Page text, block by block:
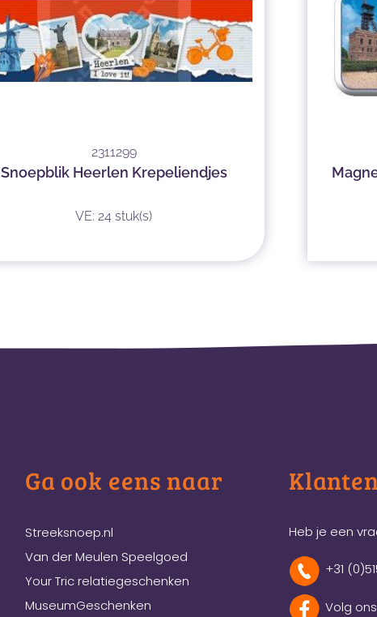
2311299
Snoepblik Heerlen Krepeliendjes
VE: 24 stuk(s)
Ga ook eens naar
Streeksnoep.nl
Van der Meulen Speelgoed
Your Tric relatiegeschenken
MuseumGeschenken
Heb je een
+31
Volg